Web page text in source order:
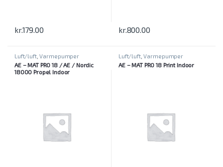
kr.179.00 kr.800.00
Luft/luft,Varmepumper
AE – MAT PRO 18 / AE / Nordic
18000 Propel Indoor
Luft/luft,Varmepumper
AE – MAT PRO 18 Print Indoor